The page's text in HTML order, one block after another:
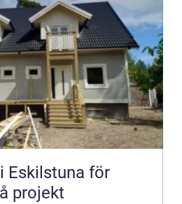
Eskilstuna för
projekt